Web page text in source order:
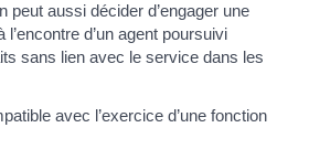
peut aussi décider d’engager une
d’un agent poursuivi
sans lien avec le service dans les
avec l’exercice d’une fonction